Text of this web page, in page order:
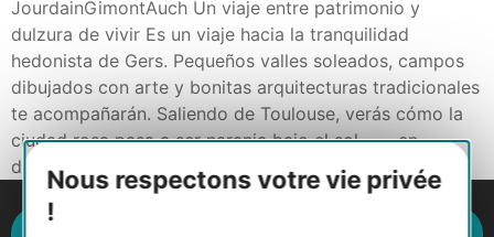
Nous respectons votre vie privée
!
JourdainGimontAuch Un viaje entre patrimonio y
dulzura de vivir Es un viaje hacia la tranquilidad
hedonista de Gers. Pequeños valles soleados, campos
dibujados con arte y bonitas arquitecturas tradicionales
te acompañarán. Saliendo de Toulouse, verás cómo la
ciudad rosa pasa a ser naranja bajo el sol… … en
dirección […]